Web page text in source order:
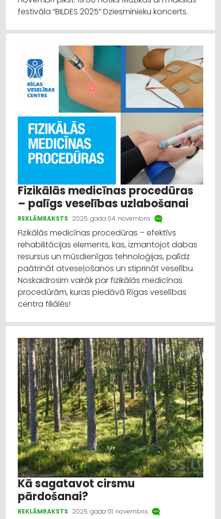
festivāla “BILDES 2025” Dziesminieku koncerts.
Fizikālās medicīnas procedūras
– palīgs veselības uzlabošanai
REKLĀMRAKSTS 2025. gada 04. novembris
Fizikālās medicīnas procedūras – efektīvs
rehabilitācijas elements, kas, izmantojot dabas
resursus un mūsdienīgas tehnoloģijas, palīdz
paātrināt atveseļošanos un stiprināt veselību.
Noskaidrosim vairāk par fizikālās medicīnas
procedūrām, kuras piedāvā Rīgas veselības
centra filiālēs!
Kā sagatavot cirsmu
pārdošanai?
REKLĀMRAKSTS 2025. gada 01. novembris